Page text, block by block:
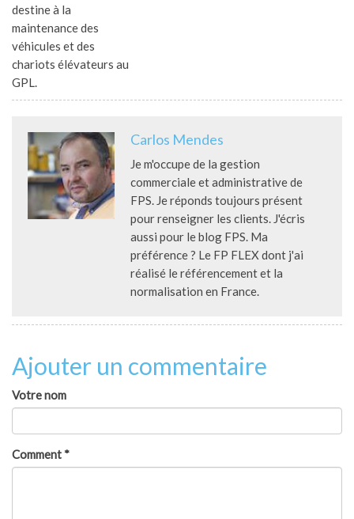
destine à la
maintenance des
véhicules et des
chariots élévateurs au
GPL.
Carlos Mendes
Je m'occupe de la gestion
commerciale et administrative de
FPS. Je réponds toujours présent
pour renseigner les clients. J'écris
aussi pour le blog FPS. Ma
préférence ? Le FP FLEX dont j'ai
réalisé le référencement et la
normalisation en France.
Ajouter un commentaire
Votre nom
Comment *